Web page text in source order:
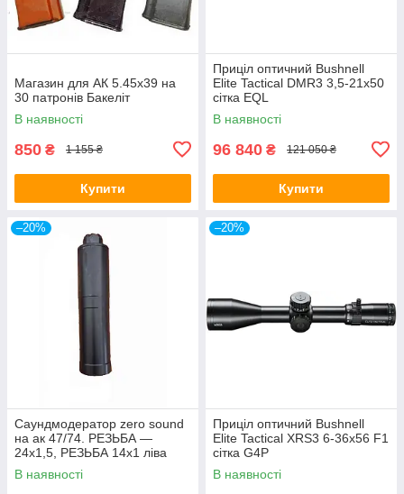
Магазин для АК 5.45х39 на
30 патронів Бакеліт
В наявності
850 ₴ 1 155 ₴
Купити
Приціл оптичний Bushnell
Elite Tactical DMR3 3,5-21x50
сітка EQL
В наявності
96 840 ₴ 121 050 ₴
Купити
–20%
Саундмодератор zero sound
на ак 47/74. РЕЗЬБА —
24х1,5, РЕЗЬБА 14х1 ліва
В наявності
–20%
Приціл оптичний Bushnell
Elite Tactical XRS3 6-36x56 F1
сітка G4P
В наявності